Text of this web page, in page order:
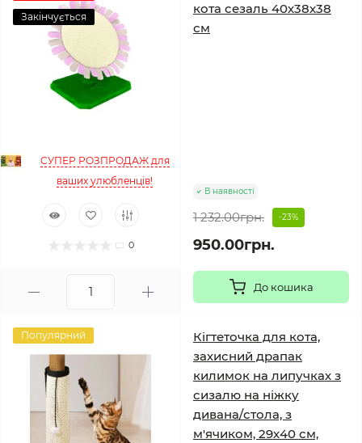
Закінчується
0
СУПЕР РОЗПРОДАЖ для
ваших улюбленців!
кота сезаль 40х38х38
см
В наявності
1 232.00грн. -23%
950.00грн.
До кошика
Популярний
Кігтеточка для кота,
захисний драпак
килимок на липучках з
сизалю на ніжку
дивана/стола, з
м'ячиком, 29х40 см,